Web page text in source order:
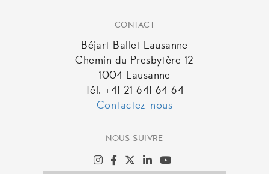
CONTACT
Béjart Ballet Lausanne
Chemin du Presbytère 12
1004 Lausanne
Tél. +41 21 641 64 64
Contactez-nous
NOUS SUIVRE